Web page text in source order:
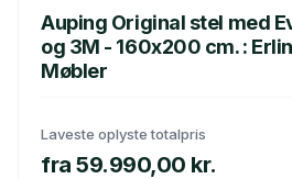
Auping Original stel med
og 3M - 160x200 cm. :
Møbler
Laveste oplyste totalpris
fra 59.990,00 kr.